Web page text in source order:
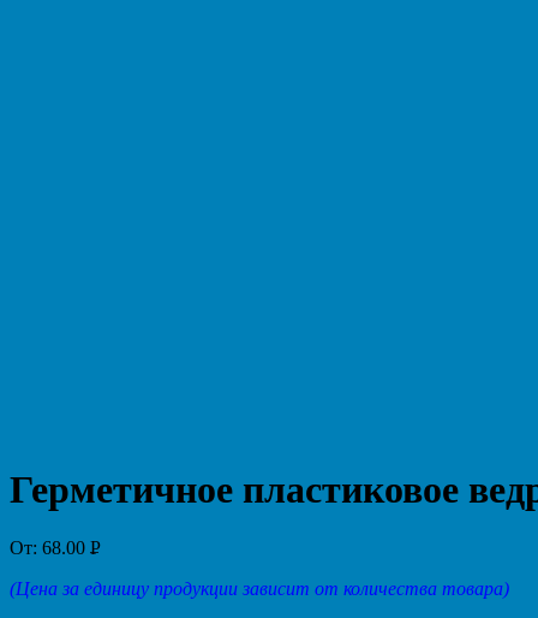
Герметичное пластиковое
От: 68.00 Р
(Цена за единицу продукции зависит от количества товара)